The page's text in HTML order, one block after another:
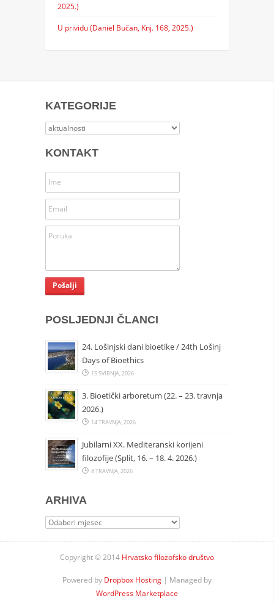
2025.)
U prividu (Daniel Bučan, Knj. 168, 2025.)
KATEGORIJE
Kategorije
KONTAKT
POSLJEDNJI ČLANCI
24. Lošinjski dani bioetike / 24th Lošinj
Days of Bioethics
15 SVIBNJA, 2026
3. Bioetički arboretum (22. – 23. travnja
2026.)
14 TRAVNJA, 2026
Jubilarni XX. Mediteranski korijeni
filozofije (Split, 16. – 18. 4. 2026.)
8 TRAVNJA, 2026
ARHIVA
Arhiva
Copyright © 2014 Hrvatsko filozofsko društvo
Powered by Dropbox Hosting| Managed by
WordPress Marketplace